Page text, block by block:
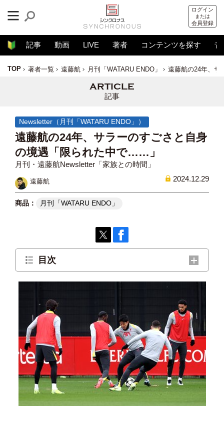
ログイン
または
会員登録
記事 動画 LIVE 著者 コンテンツを探す 音
TOP 著者一覧 遠藤航 月刊「WATARU ENDO」 遠藤航の24年、
記事
Newsletter（月刊「WATARU ENDO」）
遠藤航の24年、サラーのすごさと自身
の境遇「限られた中で……」
月刊・遠藤航Newsletter「家族との時間」
遠藤航 2024.12.29
月刊「WATARU ENDO」
目次
クリスマスの「パパ」のお話